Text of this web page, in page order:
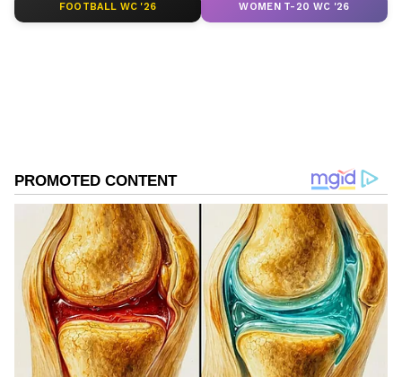
అభిమానులకు క్రిస్మస్‌ విషెస్‌ తెలియజేసింది.
గూగుల్‌లో ఆసక్తికరమైన సమాచారం కోసం ఏసియానెట్ తెలుగు
ను మీ ఫ్రిఫర్డ్ సోర్స్ గా ఎంచుకోండి
FOOTBALL WC '26 WOMEN T-20 WC '26